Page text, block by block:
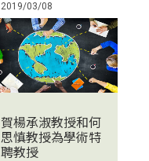
2019/03/08
賀楊承淑教授和何
思慎教授為學術特
聘教授